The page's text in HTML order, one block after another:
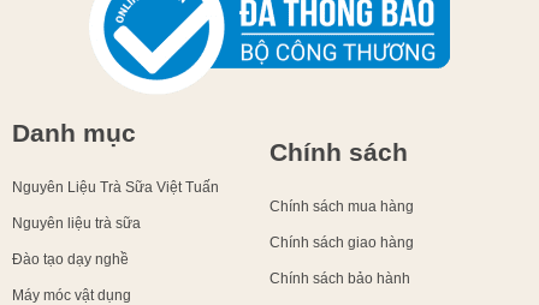
Danh mục
Nguyên Liệu Trà Sữa Việt Tuấn
Nguyên liệu trà sữa
Đào tạo dạy nghề
Máy móc vật dụng
Chính sách
Chính sách mua hàng
Chính sách giao hàng
Chính sách bảo hành